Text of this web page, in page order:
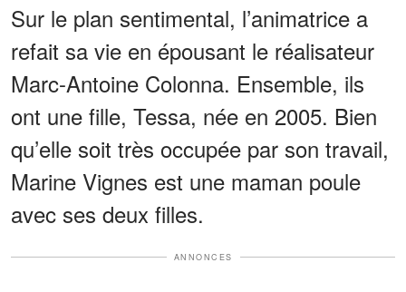
Sur le plan sentimental, l’animatrice a
refait sa vie en épousant le réalisateur
Marc-Antoine Colonna. Ensemble, ils
ont une fille, Tessa, née en 2005. Bien
qu’elle soit très occupée par son travail,
Marine Vignes est une maman poule
avec ses deux filles.
ANNONCES